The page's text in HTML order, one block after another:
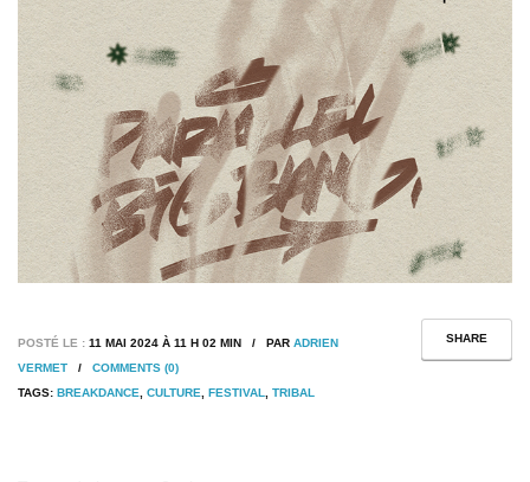
SHARE
POSTÉ LE : 11 MAI 2024 À 11 H 02 MIN / PAR ADRIEN
VERMET / COMMENTS (0)
TAGS: BREAKDANCE, CULTURE, FESTIVAL, TRIBAL